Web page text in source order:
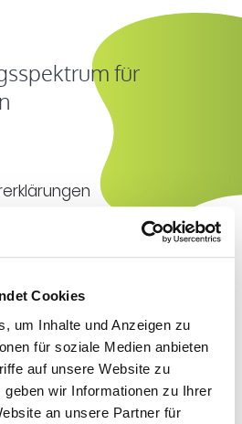
Cookies
um Inhalte und Anzeigen zu
für soziale Medien anbieten
auf unsere Website zu
wir Informationen zu Ihrer
an unsere Partner für
für
Steuersatzoptimierung,
und
und Erben